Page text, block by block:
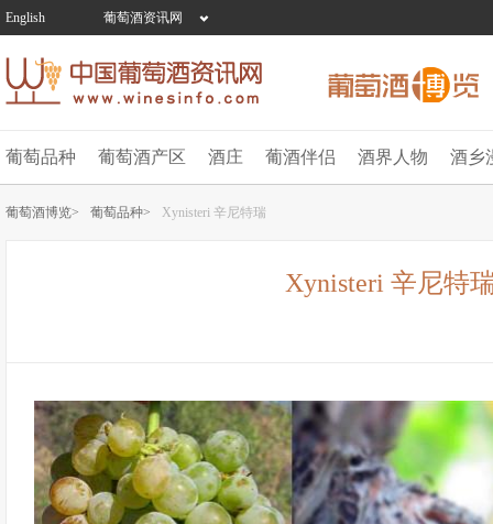
English 葡萄酒资讯网
葡萄品种 葡萄酒产区 酒庄 葡酒伴侣 酒界人物 酒乡
葡萄酒博览> 葡萄品种> Xynisteri 辛尼特瑞
Xynisteri 辛尼特